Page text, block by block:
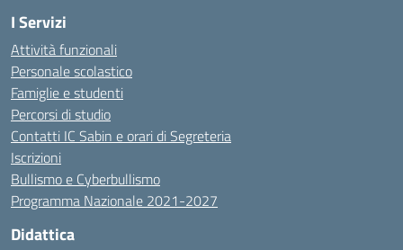
I Servizi
Attività funzionali
Personale scolastico
Famiglie e studenti
Percorsi di studio
Contatti IC Sabin e orari di Segreteria
Iscrizioni
Bullismo e Cyberbullismo
Programma Nazionale 2021-2027
Didattica